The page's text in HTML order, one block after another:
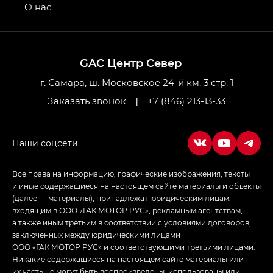
привод — GB AWD, Джи Эль Полный привод —
Джи Икс ПРЕМИУМ — GX PREMIUM, ЛАУНЖ —
LOUNGE
Empow — Эмпау (Empow) в комплектации
GAC Центр Север
г. Самара, ш. Московское 24-й км, 3 стр. 1
Заказать звонок
| +7 (846) 213-13-33
О нас
Все права на информацию, графические изображения, тексты
и иные содержащиеся на настоящем сайте материалы и объекты
(далее — материалы), принадлежат юридическим лицам,
входящим в ООО «ГАК МОТОР РУС», рекламным агентствам,
а также иным третьим в соответствии с условиями договоров,
заключенных между юридическими лицами
ООО «ГАК МОТОР РУС» и соответствующими третьими лицами.
Никакие содержащиеся на настоящем сайте материалы или